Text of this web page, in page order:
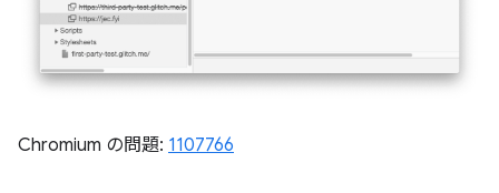
Chromium の問題: 1107766